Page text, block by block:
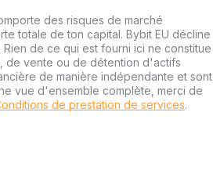
des risques de marché
totale de ton capital. Bybit EU décline
de ce qui est fourni ici ne constitue
de vente ou de détention d'actifs
de manière indépendante et sont
vue d'ensemble complète, merci de
de prestation de services.